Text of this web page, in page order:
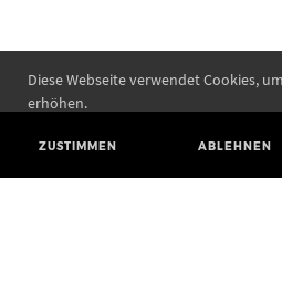
Diese Webseite verwendet Cookies,
erhöhen.
ZUSTIMMEN ABLEHNEN